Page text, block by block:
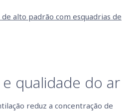
alto padrão com esquadrias de
qualidade do ar
reduz a concentração de